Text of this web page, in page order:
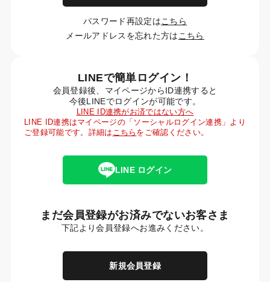
パスワード再設定はこちら
メールアドレスを忘れた方は こちら
LINEで簡単ログイン！
会員登録後、マイページからID連携すると
今後LINEでログインが可能です。
LINE ID連携がお済ではない方へ
LINE ID連携はマイページの「ソーシャルログイン連携」より
ご登録可能です。詳細は こちら をご確認ください。
LINE ログイン
まだ会員登録がお済みでないお客さま
下記より会員登録へお進みください。
新規会員登録